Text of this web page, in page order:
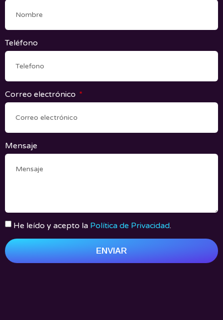
Teléfono
Correo electrónico
Mensaje
He leído y acepto la Política de Privacidad.
ENVIAR